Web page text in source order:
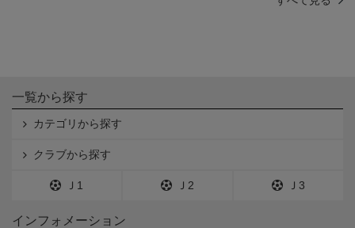
一覧から探す
カテゴリから探す
クラブから探す
Ｊ1 Ｊ2 Ｊ3
インフォメーション